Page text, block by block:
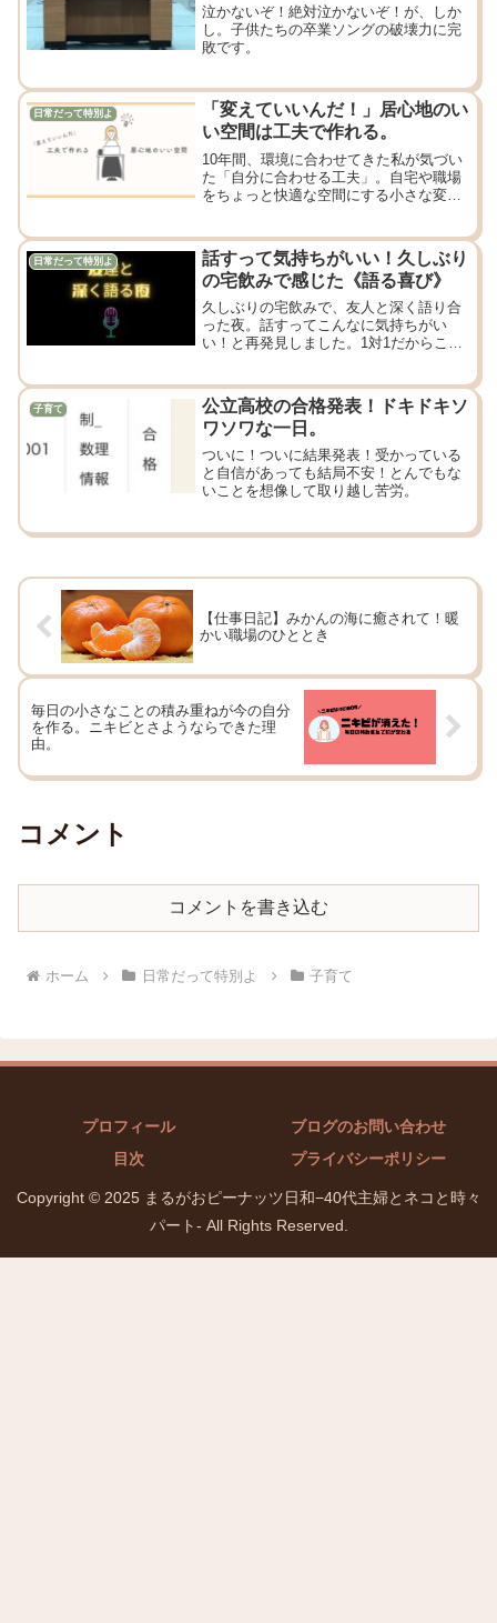
泣かないぞ！絶対泣かないぞ！が、しか
し。子供たちの卒業ソングの破壊力に完
敗です。
日常だって特別よ
「変えていいんだ！」居心地のい
い空間は工夫で作れる。
10年間、環境に合わせてきた私が気づい
た「自分に合わせる工夫」。自宅や職場
をちょっと快適な空間にする小さな変化
日常だって特別よ
話すって気持ちがいい！久しぶり
の宅飲みで感じた《語る喜び》
久しぶりの宅飲みで、友人と深く語り合
った夜。話すってこんなに気持ちがい
い！と再発見しました。1対1だからこそ
子育て
公立高校の合格発表！ドキドキソ
ワソワな一日。
ついに！ついに結果発表！受かっている
と自信があっても結局不安！とんでもな
いことを想像して取り越し苦労。
【仕事日記】みかんの海に癒されて！暖
かい職場のひととき
毎日の小さなことの積み重ねが今の自分
を作る。ニキビとさようならできた理
由。
コメント
コメントを書き込む
ホーム 日常だって特別よ 子育て
プロフィール
ブログのお問い合わせ
目次
プライバシーポリシー
Copyright © 2025 まるがおピーナッツ日和−40代主婦とネコと時々
パート- All Rights Reserved.